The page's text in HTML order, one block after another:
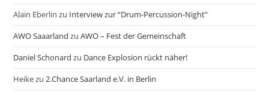
Alain Eberlin zu Interview zur “Drum-Percussion-Night”
AWO Saaarland zuAWO – Fest der Gemeinschaft
Daniel Schonard zu Dance Explosion rückt näher!
Heikezu2.Chance Saarland e.V. in Berlin